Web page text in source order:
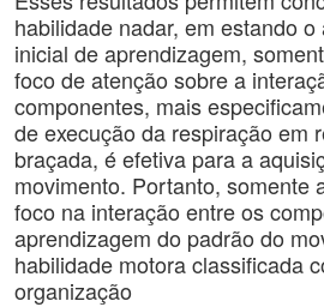
habilidade nadar, em estando
inicial de aprendizagem,
foco de atenção sobre a
componentes, mais
de execução da respiração em
braçada, é efetiva para a
movimento. Portanto, somente
foco na interação entre os
aprendizagem do padrão do
habilidade motora classificada
organização